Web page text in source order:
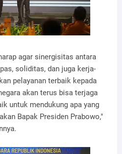
agar sinergisitas antara
soliditas, dan juga kerja-
pelayanan terbaik kepada
akan terus bisa terjaga
untuk mendukung apa yang
Bapak Presiden Prabowo,"